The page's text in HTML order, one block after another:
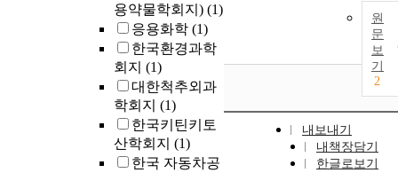
용약물학회지) (1)
응용화학 (1)
한국환경과학
회지 (1)
대한척추외과
학회지 (1)
한국키틴키토
산학회지 (1)
한국 자동차공
원
문
보
기
2
내보내기
내책장담기
한글로보기